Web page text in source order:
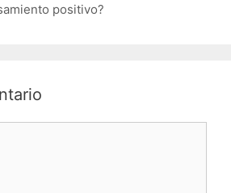
positivo?